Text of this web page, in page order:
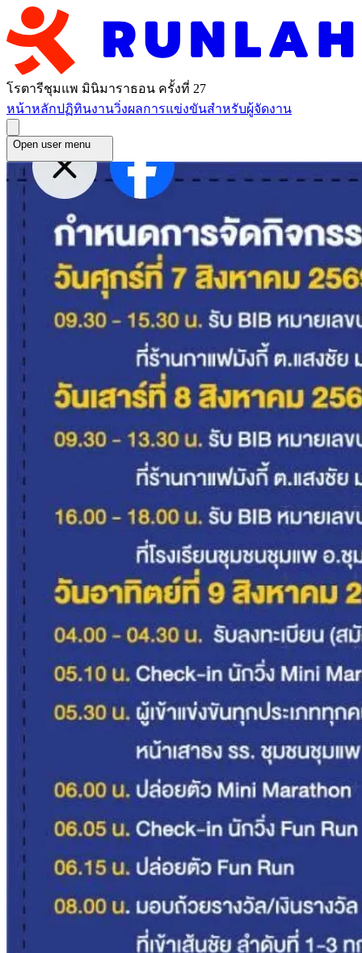
โรตารีชุมแพ มินิมาราธอน ครั้งที่ 27
หน้าหลักปฏิทินงานวิ่งผลการแข่งขันสำหรับผู้จัดงาน
Open user menu